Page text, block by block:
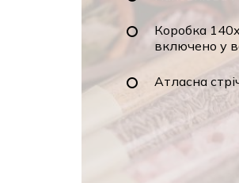
Коробка
включено у
Атласна